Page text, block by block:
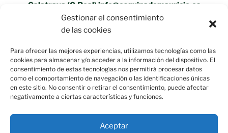
Gestionar el consentimiento
de las cookies
Para ofrecer las mejores experiencias, utilizamos tecnologías como las
cookies para almacenar y/o acceder a la información del dispositivo. El
consentimiento de estas tecnologías nos permitirá procesar datos
como el comportamiento de navegación o las identificaciones únicas
en este sitio. No consentir o retirar el consentimiento, puede afectar
negativamente a ciertas características y funciones.
Aceptar
Calatrava (C.Real) info@esquinademauricio.es
«Aviso Legal»